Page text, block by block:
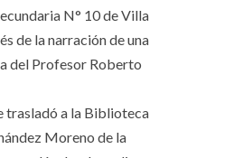
N° 10 de Villa
de la narración de una
del Profesor Roberto
trasladó a la Biblioteca
Moreno de la